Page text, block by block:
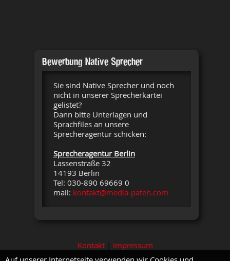
Bewerbung Native Sprecher
Sie sind Native Sprecher und noch
nicht in unserer Sprecherkartei
gelistet?
Dann bitte Unterlagen und
Sprachfiles an unsere
Sprecheragentur schicken:
Sprecheragentur Berlin
Lassenstraße 32
14193 Berlin
Tel: 030-890 69669 0
mail: kontakt@media-paten.com
Kontakt| Impressum